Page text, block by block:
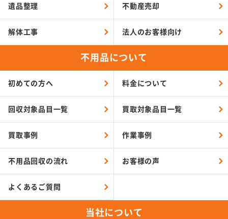
遺品整理 不動産売却
解体工事 法人のお客様向け
不用品について
初めての方へ 料金について
回収対象品目一覧 買取対象品目一覧
買取事例 作業事例
不用品回収の流れ お客様の声
よくあるご質問
当社について